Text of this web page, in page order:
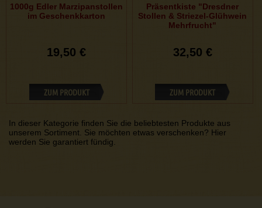
1000g Edler Marzipanstollen
im Geschenkkarton
19,50 €
ZUM PRODUKT
Präsentkiste "Dresdner
Stollen & Striezel-Glühwein
Mehrfrucht"
32,50 €
ZUM PRODUKT
In dieser Kategorie finden Sie die beliebtesten Produkte aus
unserem Sortiment. Sie möchten etwas verschenken? Hier
werden Sie garantiert fündig.